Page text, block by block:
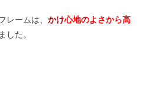
レームは、 かけ心地のよさから高
した。